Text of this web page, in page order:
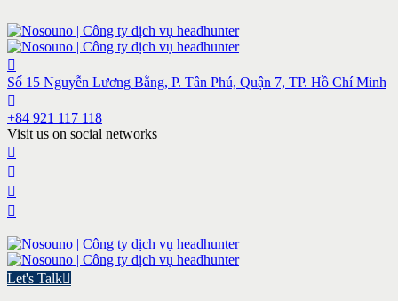
Số 15 Nguyễn Lương Bằng, P. Tân Phú, Quận 7, TP. Hồ Chí Minh
+84 921 117 118
Visit us on social networks
Let's Talk